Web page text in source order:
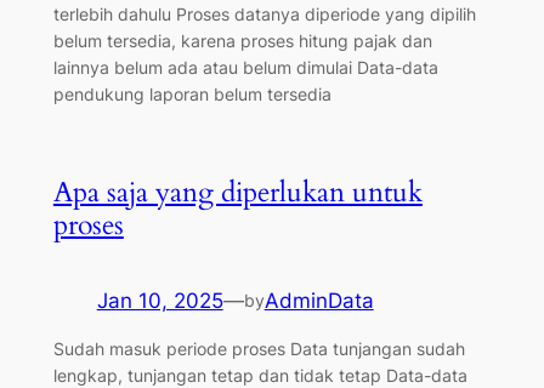
terlebih dahulu Proses datanya diperiode yang dipilih
belum tersedia, karena proses hitung pajak dan
lainnya belum ada atau belum dimulai Data-data
pendukung laporan belum tersedia
Apa saja yang diperlukan untuk
proses
Jan 10, 2025—byAdminData
Sudah masuk periode proses Data tunjangan sudah
lengkap, tunjangan tetap dan tidak tetap Data-data